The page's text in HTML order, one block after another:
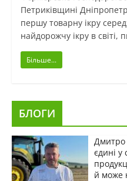
Петриківщині
першу товарну ікру
найдорожчу ікру в світі,
Більше...
БЛОГИ
Дмитро
єдині у
й може